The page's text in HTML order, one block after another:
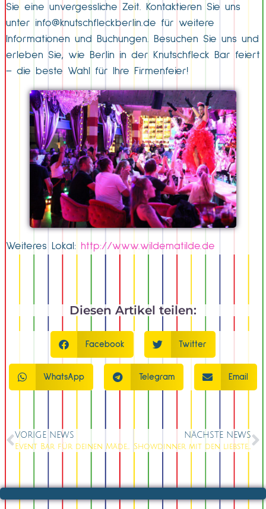
Sie eine unvergessliche Zeit. Kontaktieren Sie uns
unter info@knutschfleckberlin.de für weitere
Informationen und Buchungen. Besuchen Sie uns und
erleben Sie, wie Berlin in der Knutschfleck Bar feiert
– die beste Wahl für Ihre Firmenfeier!
Weiteres Lokal: http://www.wildematilde.de
Diesen Artikel teilen:
Facebook Twitter
WhatsApp Telegram Email
VORIGE NEWS
Event Bar für deinen Mädelsabend
NÄCHSTE NEWS
Showdinner mit den liebsten